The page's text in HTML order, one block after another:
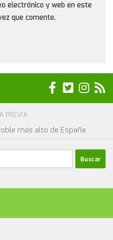
electrónico y web en este
que comente.
PREVIA
más alto de España